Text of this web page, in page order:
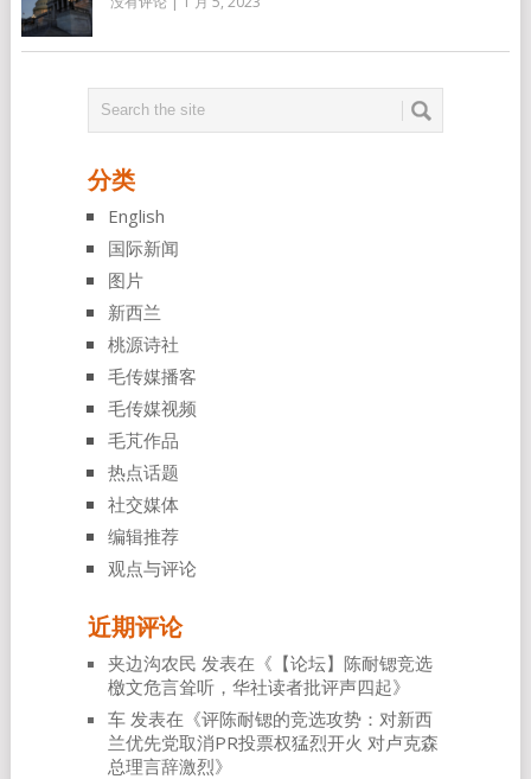
分类
English
国际新闻
图片
新西兰
桃源诗社
毛传媒播客
毛传媒视频
毛芃作品
热点话题
社交媒体
编辑推荐
观点与评论
近期评论
夹边沟农民 发表在《 【论坛】陈耐锶竞选
檄文危言耸听，华社读者批评声四起》
车发表在《评陈耐锶的竞选攻势：对新西
兰优先党取消PR投票权猛烈开火 对卢克森
总理言辞激烈》